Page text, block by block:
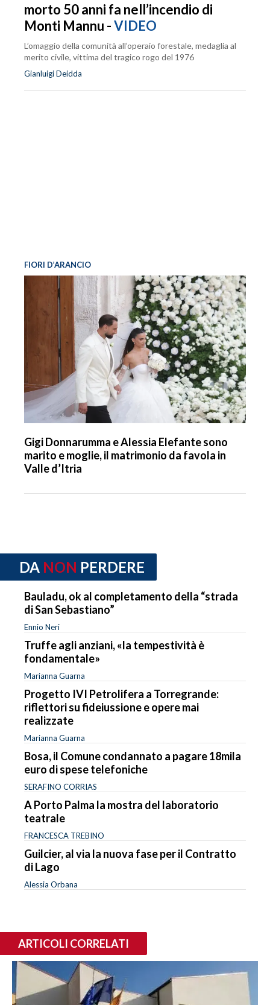
morto 50 anni fa nell’incendio di
Monti Mannu -VIDEO
L’omaggio della comunità all’operaio forestale, medaglia al
merito civile, vittima del tragico rogo del 1976
Gianluigi Deidda
FIORI D’ARANCIO
Gigi Donnarumma e Alessia Elefante sono
marito e moglie, il matrimonio da favola in
Valle d’Itria
DA NON PERDERE
Bauladu, ok al completamento della “strada
di San Sebastiano”
Ennio Neri
Truffe agli anziani, «la tempestività è
fondamentale»
Marianna Guarna
Progetto IVI Petrolifera a Torregrande:
riflettori su fideiussione e opere mai
realizzate
Marianna Guarna
Bosa, il Comune condannato a pagare 18mila
euro di spese telefoniche
SERAFINO CORRIAS
A Porto Palma la mostra del laboratorio
teatrale
FRANCESCA TREBINO
Guilcier, al via la nuova fase per il Contratto
di Lago
Alessia Orbana
ARTICOLI CORRELATI